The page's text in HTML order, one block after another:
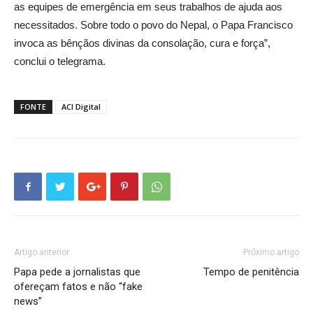
as equipes de emergência em seus trabalhos de ajuda aos
necessitados. Sobre todo o povo do Nepal, o Papa Francisco
invoca as bênçãos divinas da consolação, cura e força”,
conclui o telegrama.
FONTE ACI Digital
Artigo anterior
Papa pede a jornalistas que
ofereçam fatos e não “fake
news”
Próximo artigo
Tempo de penitência